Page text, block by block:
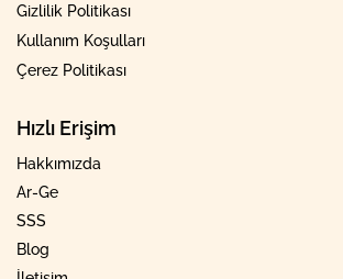
Gizlilik Politikası
Kullanım Koşulları
Çerez Politikası
Hızlı Erişim
Hakkımızda
Ar-Ge
SSS
Blog